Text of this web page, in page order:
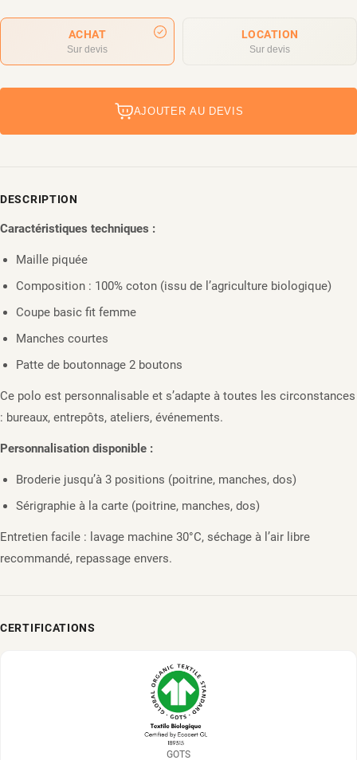
ACHAT
Sur devis
LOCATION
Sur devis
AJOUTER AU DEVIS
DESCRIPTION
Caractéristiques techniques :
Maille piquée
Composition : 100% coton (issu de l’agriculture biologique)
Coupe basic fit femme
Manches courtes
Patte de boutonnage 2 boutons
Ce polo est personnalisable et s’adapte à toutes les circonstances
: bureaux, entrepôts, ateliers, événements.
Personnalisation disponible :
Broderie jusqu’à 3 positions (poitrine, manches, dos)
Sérigraphie à la carte (poitrine, manches, dos)
Entretien facile : lavage machine 30°C, séchage à l’air libre
recommandé, repassage envers.
CERTIFICATIONS
GOTS